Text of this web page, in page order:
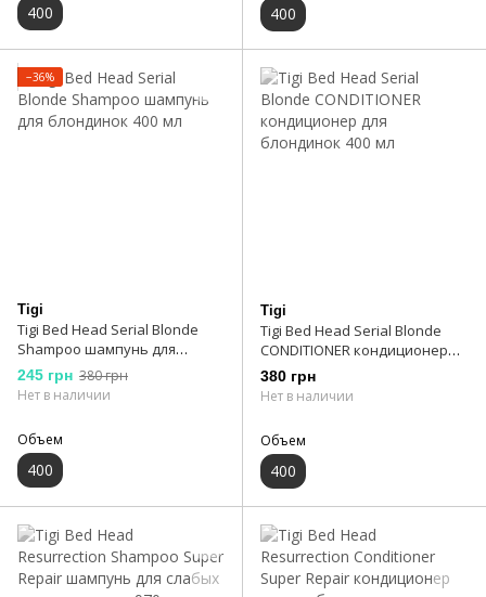
400 400
−36%
Tigi
Tigi Bed Head Serial Blonde
Shampoo шампунь для
блондинок 400 мл
245 грн 380 грн
Нет в наличии
Объем
400
Tigi
Tigi Bed Head Serial Blonde
CONDITIONER кондиционер
для блондинок 400 мл
380 грн
Нет в наличии
Объем
400